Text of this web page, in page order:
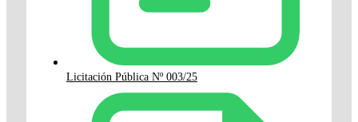
Licitación Pública Nº 003/25